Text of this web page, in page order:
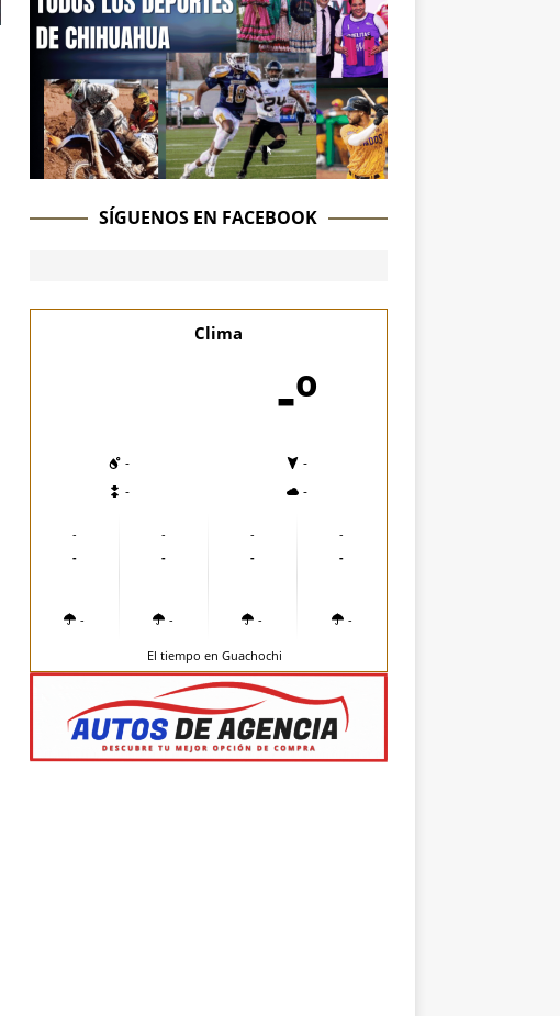
SÍGUENOS EN FACEBOOK
Clima
-º
-
-
-
-
-
-
-
-
-
-
-
-
-
-
-
-
El tiempo en Guachochi